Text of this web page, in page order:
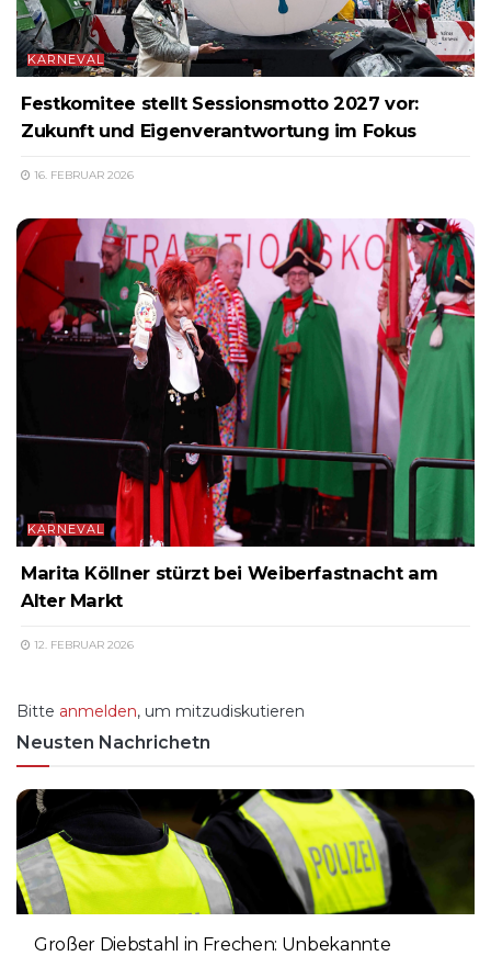
KARNEVAL
Festkomitee stellt Sessionsmotto 2027 vor:
Zukunft und Eigenverantwortung im Fokus
16. FEBRUAR 2026
KARNEVAL
Marita Köllner stürzt bei Weiberfastnacht am
Alter Markt
12. FEBRUAR 2026
Bitte anmelden, um mitzudiskutieren
Neusten Nachrichetn
Großer Diebstahl in Frechen: Unbekannte